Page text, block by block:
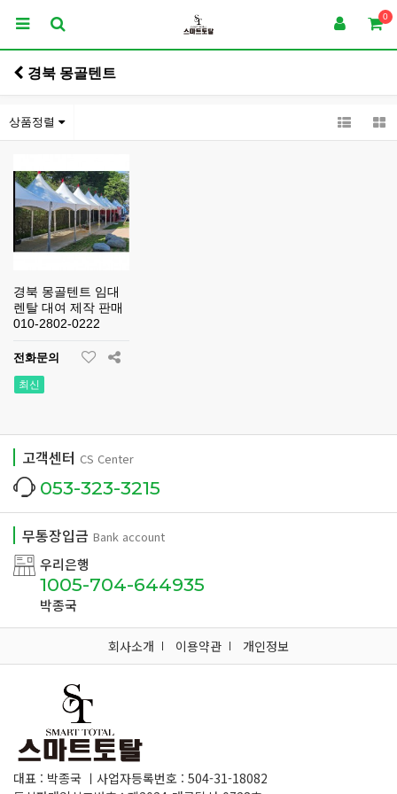
0
경북 몽골텐트
상품정렬
경북 몽골텐트 임대
렌탈 대여 제작 판매
010-2802-0222
전화문의
최신
고객센터 CS Center
053-323-3215
무통장입금 Bank account
우리은행
1005-704-644935
박종국
회사소개 이용약관 개인정보
대표 : 박종국 ㅣ사업자등록번호 : 504-31-18082